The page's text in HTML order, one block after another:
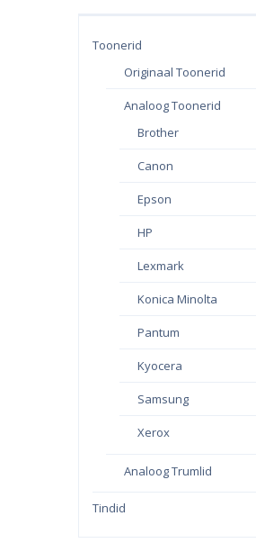
Toonerid
Originaal Toonerid
Analoog Toonerid
Brother
Canon
Epson
HP
Lexmark
Konica Minolta
Pantum
Kyocera
Samsung
Xerox
Analoog Trumlid
Tindid